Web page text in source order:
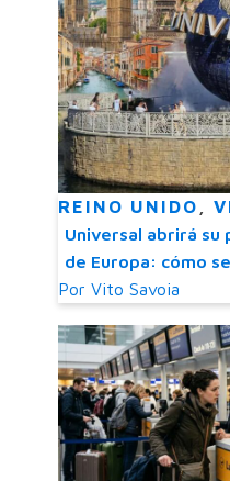
REINO UNIDO
Universal abrirá
de Europa: cómo
Por Vito Savoia